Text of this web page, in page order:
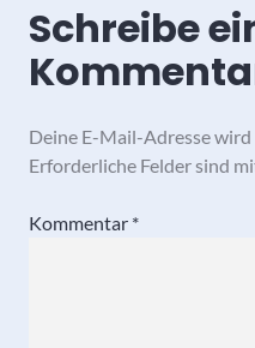
Schreibe
Deine E-Mail-Adresse
Erforderliche Felder sind
Kommentar *